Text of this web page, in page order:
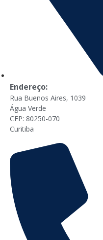
Endereço:
Rua Buenos Aires, 1039
Água Verde
CEP: 80250-070
Curitiba